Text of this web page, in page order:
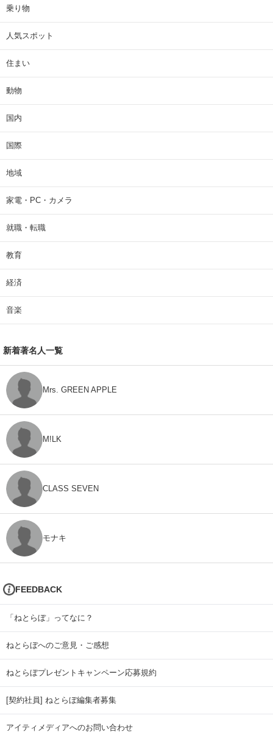
乗り物
人気スポット
住まい
動物
国内
国際
地域
家電・PC・カメラ
就職・転職
教育
経済
音楽
新着著名人一覧
Mrs. GREEN APPLE
M!LK
CLASS SEVEN
モナキ
FEEDBACK
「ねとらぼ」ってなに？
ねとらぼへのご意見・ご感想
ねとらぼプレゼントキャンペーン応募規約
[契約社員] ねとらぼ編集者募集
アイティメディアへのお問い合わせ